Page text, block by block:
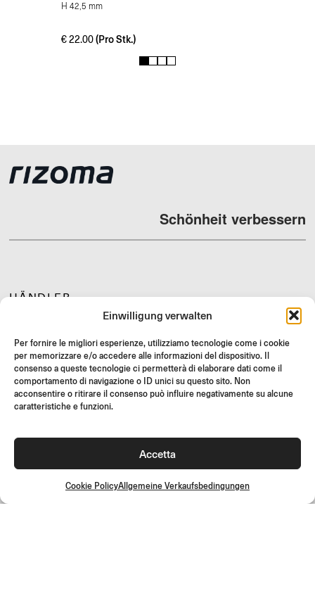
Einwilligung verwalten
Per fornire le migliori esperienze, utilizziamo tecnologie come i cookie
per memorizzare e/o accedere alle informazioni del dispositivo. Il
consenso a queste tecnologie ci permetterà di elaborare dati come il
comportamento di navigazione o ID unici su questo sito. Non
acconsentire o ritirare il consenso può influire negativamente su alcune
caratteristiche e funzioni.
Accetta
Cookie PolicyAllgemeine Verkaufsbedingungen
H 42,5 mm
€22.00 (Pro Stk.)
1 2 3 4
Schönheit verbessern
HÄNDLER
SUPPORT & FAQ
RÜCKGABE
MONTAGEANLEITUNG
GIFT CARD
LIMITIERTE ANGEBOTE
Werde Teil der Rizoma-Community und erhalte Zugang zu
exklusiven Inhalten und Sonderangeboten!
Registrieren